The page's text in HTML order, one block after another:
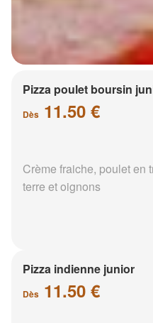
Pizza poulet boursin
Dès 11.50 €
Crème fraiche, poulet en
terre et oignons
Pizza indienne junior
Dès 11.50 €